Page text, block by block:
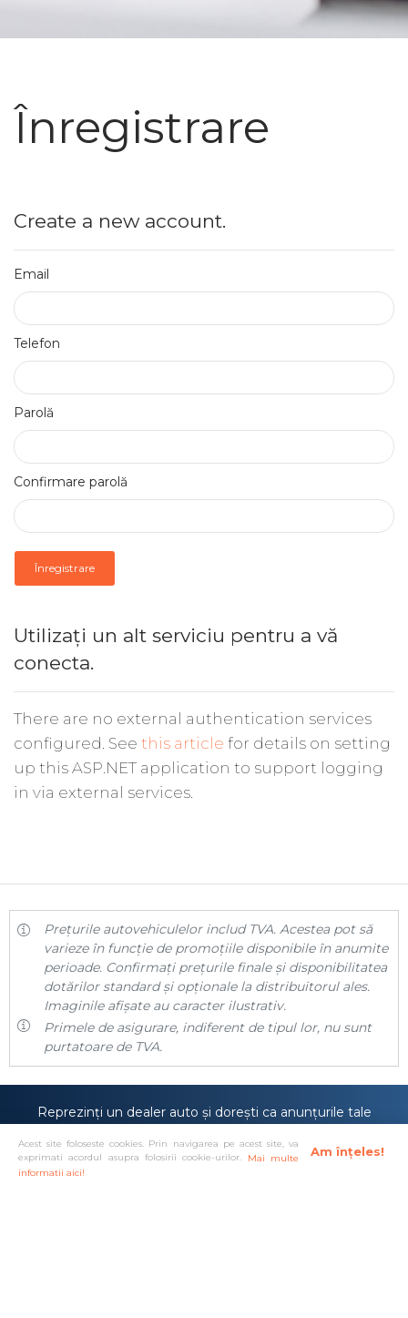
Acest site foloseste cookies. Prin navigarea pe acest site, va
exprimati acordul asupra folosirii cookie-urilor.
Mai multe
informatii aici!
Am înțeles!
Înregistrare
Create a new account.
Email
Telefon
Parolă
Confirmare parolă
Înregistrare
Utilizați un alt serviciu pentru a vă
conecta.
There are no external authentication services
configured. See this article for details on setting
up this ASP.NET application to support logging
in via external services.
Prețurile autovehiculelor includ TVA. Acestea pot să
varieze în funcție de promoțiile disponibile în anumite
perioade. Confirmați prețurile finale și disponibilitatea
dotărilor standard și opționale la distribuitorul ales.
Imaginile afișate au caracter ilustrativ.
Primele de asigurare, indiferent de tipul lor, nu sunt
purtatoare de TVA.
Reprezinți un dealer auto și dorești ca anunțurile tale
anunțurile tale sunt deja prezente pe site-ul nostru,